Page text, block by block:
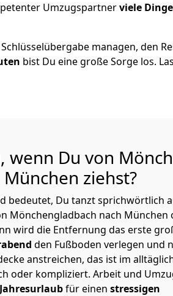
Umzugspartnerviele Dinge
managen, den
bist Du eine große Sorge los.
wenn Du von
ziehst?
bedeutet, Du tanzt sprichwörtlich
Mönchen­gladbach nach München
wird die Entfernung das erste
den Fußboden verlegen und
anstreichen, das ist im
oder kompliziert. Arbeit und
Jahresurlaubfür einen stressigen